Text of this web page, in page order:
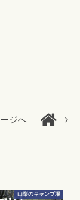
ジへ
山梨のキャンプ場